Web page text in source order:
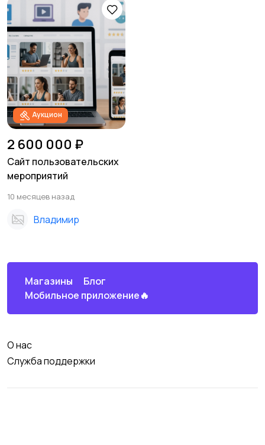
Аукцион
2 600 000 ₽
Сайт пользовательских
мероприятий
10 месяцев назад
Владимир
Магазины
Блог
Мобильное приложение🔥
О нас
Служба поддержки